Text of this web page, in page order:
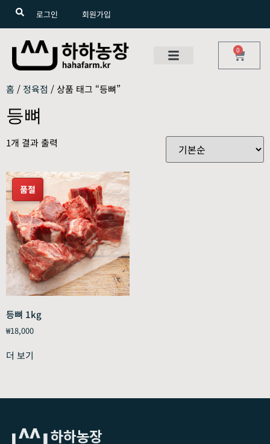
로그인 회원가입
0
홈 / 정육점 / 상품 태그 “등뼈”
등뼈
1개 결과 출력
등뼈 1kg
₩18,000
더 보기